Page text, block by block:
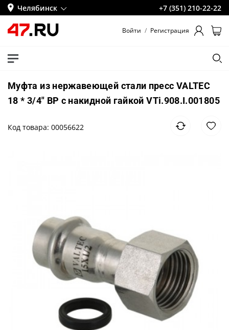
Челябинск +7 (351) 210-22-22
Войти / Регистрация
Муфта из нержавеющей стали пресс VALTEC
18 * 3/4" ВР с накидной гайкой VTi.908.I.001805
Код товара: 00056622